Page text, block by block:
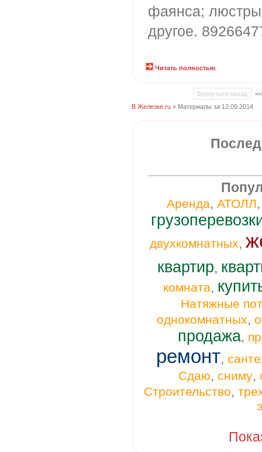
фаянса;
другое.
Читать полностью
Вернуться назад
В Железке.ru » Материалы за 12.09.2014
Аренда, АТОЛЛ
двухкомнатных,
квартир,
комната,
Натяжные
однокомнатных,
продажа,
ремонт,
Сдаю, сниму,
Строительство,